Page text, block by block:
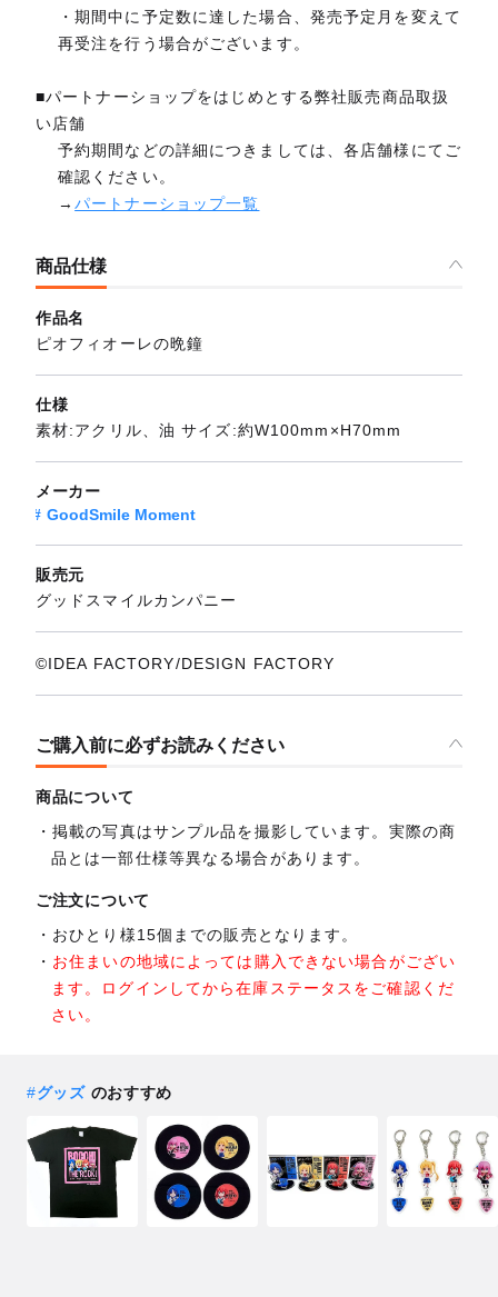
・期間中に予定数に達した場合、発売予定月を変えて
再受注を行う場合がございます。
■パートナーショップをはじめとする弊社販売商品取扱
い店舗
予約期間などの詳細につきましては、各店舗様にてご
確認ください。
→パートナーショップ一覧
商品仕様
作品名
ピオフィオーレの晩鐘
仕様
素材:アクリル、油 サイズ:約W100mm×H70mm
メーカー
GoodSmile Moment
販売元
グッドスマイルカンパニー
©IDEA FACTORY/DESIGN FACTORY
ご購入前に必ずお読みください
商品について
掲載の写真はサンプル品を撮影しています。実際の商
品とは一部仕様等異なる場合があります。
ご注文について
おひとり様15個までの販売となります。
お住まいの地域によっては購入できない場合がござい
ます。ログインしてから在庫ステータスをご確認くだ
さい。
#グッズのおすすめ